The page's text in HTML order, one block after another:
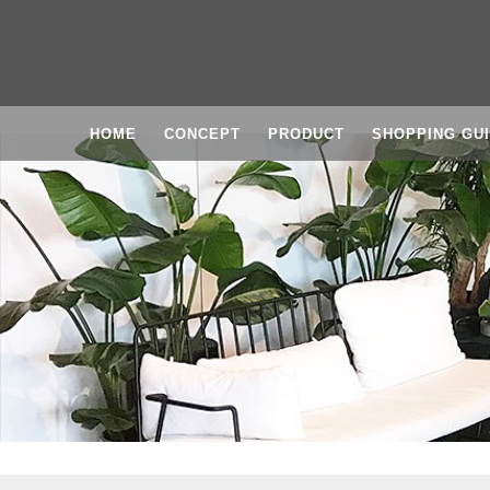
HOME CONCEPT PRODUCT SHOPPING